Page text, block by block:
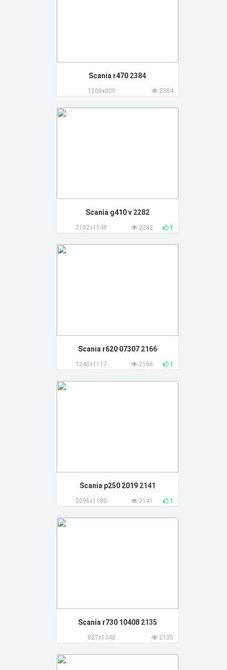
Scania r470 2384
1200x800 2384
Scania g410 v 2282
2102x1148 1
2282
Scania r620 07307 2166
1240x1117 1
2166
Scania p250 2019 2141
2096x1180 1
2141
Scania r730 10408 2135
827x1240 2135